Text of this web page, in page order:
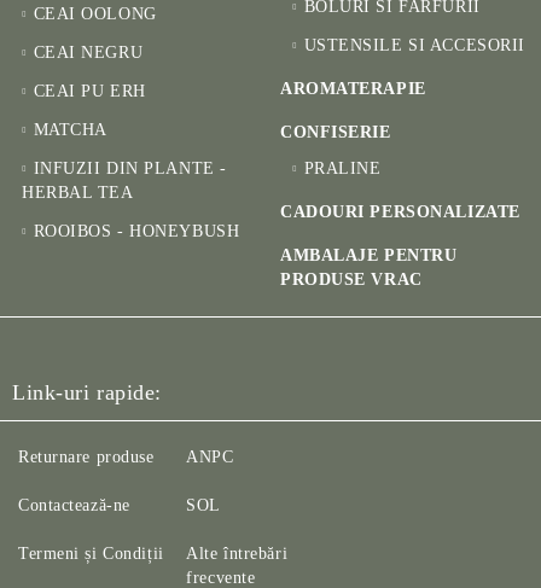
CEAI OOLONG
CEAI NEGRU
CEAI PU ERH
MATCHA
INFUZII DIN PLANTE -
HERBAL TEA
ROOIBOS - HONEYBUSH
BOLURI SI FARFURII
USTENSILE SI ACCESORII
AROMATERAPIE
CONFISERIE
PRALINE
CADOURI PERSONALIZATE
AMBALAJE PENTRU
PRODUSE VRAC
Link-uri rapide:
Returnare produse
Contactează-ne
Termeni și Condiții
ANPC
SOL
Alte întrebări
frecvente